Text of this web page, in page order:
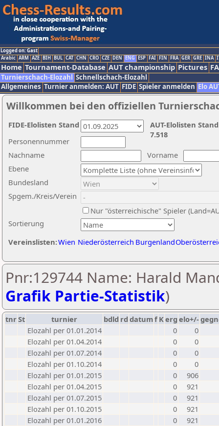
Logged on: Gast
Arabic ARM AZE BIH BUL CAT CHN CRO CZE DEN ENG ESP FAI FIN FRA GER GRE INA
Home Tournament-Database AUT championship Pictures
Turnierschach-Elozahl Schnellschach-Elozahl
Allgemeines Turnier anmelden: AUT FIDE Spieler anmelden Elo
Willkommen bei den offiziellen
Nachname
Vorname
Ebene
Sortierung
Personennummer
Bundesland
Spgem./Kreis/Verein
Nur "österreichische" Spieler
Vereinslisten:Wien Niederösterreich Burgenland
AUT-Elolisten
7.518
FIDE-Elolisten Stand
Pnr:129744 Name: Harald
Grafik Partie-Statistik)
tnrSt turnier bdld rd datumf Kerg elo+/-
Elozahl per 01.01.2014
0
0
Elozahl per 01.04.2014
0
0
Elozahl per 01.07.2014
0
0
Elozahl per 01.10.2014
0
0
Elozahl per 01.01.2015
0
906
Elozahl per 01.04.2015
0
921
Elozahl per 01.07.2015
0
921
Elozahl per 01.10.2015
0
921
Elozahl per 01.01.2016
0
921